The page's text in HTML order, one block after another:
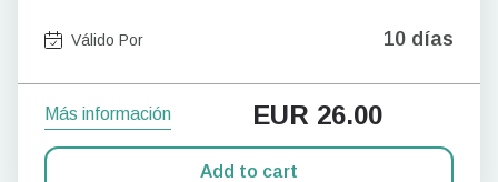
Válido Por 10 días
Más información EUR 26.00
Add to cart